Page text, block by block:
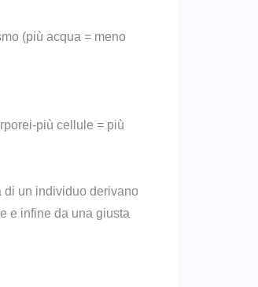
(più acqua = meno
più cellule = più
di un individuo derivano
e infine da una giusta